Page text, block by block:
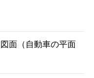
面（自動車の平面